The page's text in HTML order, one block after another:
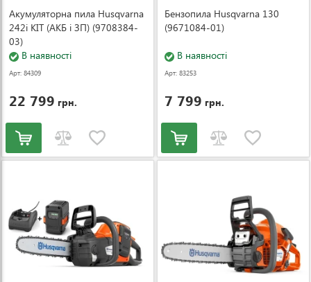
Акумуляторна пила Husqvarna
242i KIT (АКБ і ЗП) (9708384-
03)
В наявності
Арт: 84309
22 799 грн.
Бензопила Husqvarna 130
(9671084-01)
В наявності
Арт: 83253
7 799 грн.